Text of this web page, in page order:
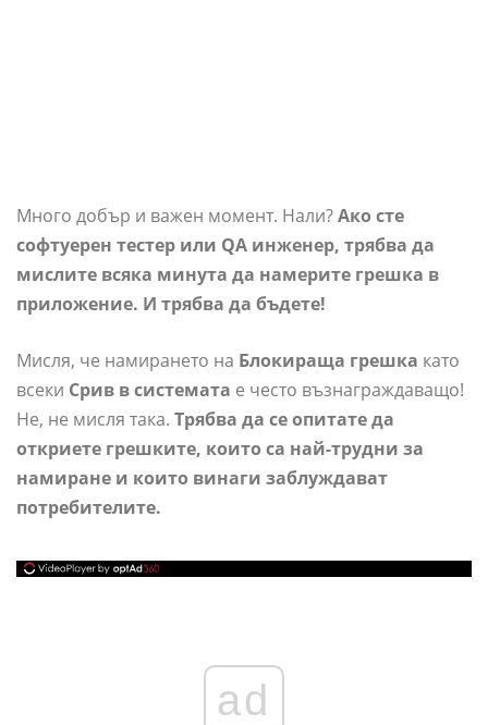
Много добър и важен момент. Нали?Ако сте
софтуерен тестер или QA инженер, трябва да
мислите всяка минута да намерите грешка в
приложение. И трябва да бъдете!
Мисля, че намирането на Блокираща грешка като
всеки Срив в системата е често възнаграждаващо!
Не, не мисля така. Трябва да се опитате да
откриете грешките, които са най-трудни за
намиране и които винаги заблуждават
потребителите.
ad